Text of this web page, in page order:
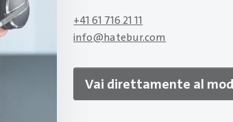
+41 61 716 21 11
info@hatebur.com
Vai direttamente al